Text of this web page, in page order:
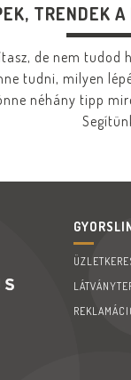
TRENDEK
de nem tudod
tudni, milyen
néhány tipp